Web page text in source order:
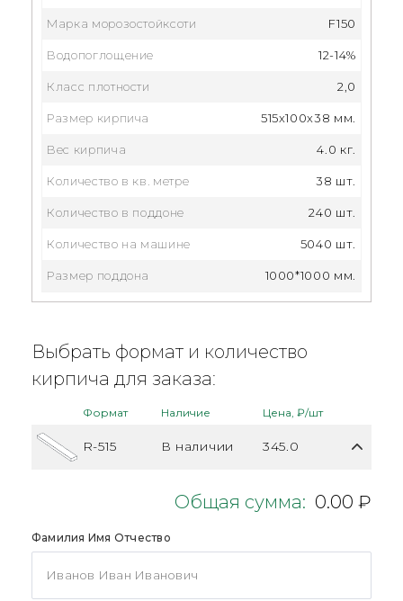
Марка морозостойксоти F150
Водопоглощение 12-14%
Класс плотности 2,0
Размер кирпича 515x100x38 мм.
Вес кирпича 4.0 кг.
Количество в кв. метре 38 шт.
Количество в поддоне 240 шт.
Количество на машине 5040 шт.
Размер поддона 1000*1000 мм.
Выбрать формат и количество
кирпича для заказа:
Формат Наличие Цена, ₽/шт
R-515 В наличии 345.0
Общая сумма: 0.00 ₽
Фамилия Имя Отчество